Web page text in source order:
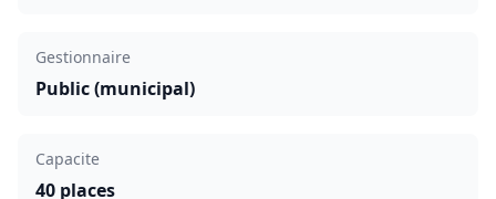
Gestionnaire
Public (municipal)
Capacite
40 places